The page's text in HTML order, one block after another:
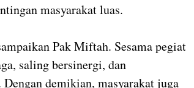
masyarakat luas.
Pak Miftah. Sesama pegiat
saling bersinergi, dan
demikian, masyarakat juga